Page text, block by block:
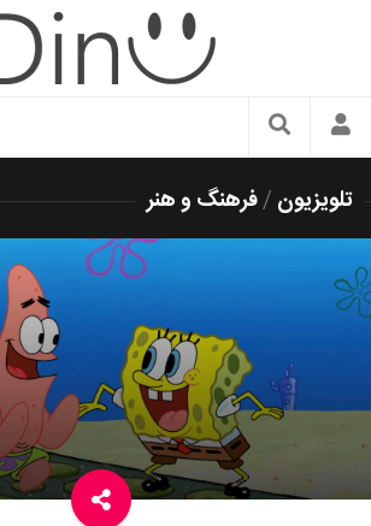
سبک زندگی
دکوراسیون و چیدمان
غذا
رستوران گردی
آشپزی
سفر و گردشگری
تلویزیون /فرهنگ و هنر